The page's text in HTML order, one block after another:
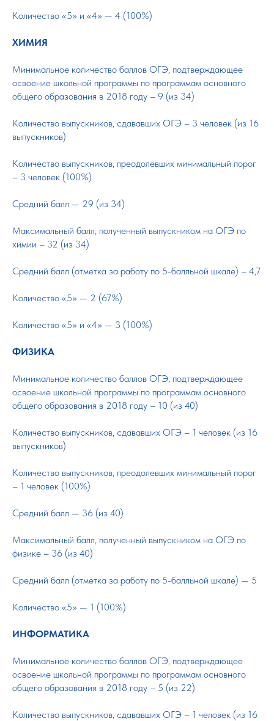
Количество «5» и «4» — 4 (100%)
ХИМИЯ
Минимальное количество баллов ОГЭ, подтверждающее
освоение школьной программы по программам основного
общего образования в 2018 году – 9 (из 34)
Количество выпускников, сдававших ОГЭ – 3 человек (из 16
выпускников)
Количество выпускников, преодолевших минимальный порог
– 3 человек (100%)
Средний балл — 29 (из 34)
Максимальный балл, полученный выпускником на ОГЭ по
химии – 32 (из 34)
Средний балл (отметка за работу по 5-балльной шкале) – 4,7
Количество «5» — 2 (67%)
Количество «5» и «4» — 3 (100%)
ФИЗИКА
Минимальное количество баллов ОГЭ, подтверждающее
освоение школьной программы по программам основного
общего образования в 2018 году – 10 (из 40)
Количество выпускников, сдававших ОГЭ – 1 человек (из 16
выпускников)
Количество выпускников, преодолевших минимальный порог
– 1 человек (100%)
Средний балл — 36 (из 40)
Максимальный балл, полученный выпускником на ОГЭ по
физике – 36 (из 40)
Средний балл (отметка за работу по 5-балльной шкале) — 5
Количество «5» — 1 (100%)
ИНФОРМАТИКА
Минимальное количество баллов ОГЭ, подтверждающее
освоение школьной программы по программам основного
общего образования в 2018 году – 5 (из 22)
Количество выпускников, сдававших ОГЭ – 1 человек (из 16